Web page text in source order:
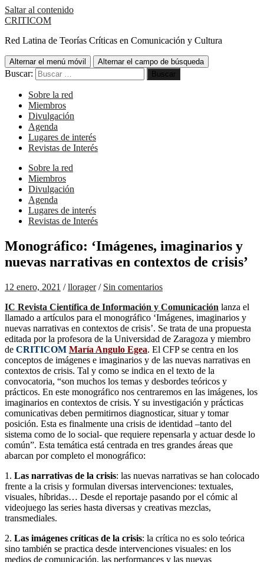
Saltar al contenido
CRITICOM
Red Latina de Teorías Críticas en Comunicación y Cultura
Alternar el menú móvil Alternar el campo de búsqueda
Buscar:
Sobre la red
Miembros
Divulgación
Agenda
Lugares de interés
Revistas de Interés
Sobre la red
Miembros
Divulgación
Agenda
Lugares de interés
Revistas de Interés
Monográfico: ‘Imágenes, imaginarios y
nuevas narrativas en contextos de crisis’
12 enero, 2021 /llorager / Sin comentarios
IC Revista Científica de Información y Comunicación lanza el
llamado a artículos para el monográfico ‘Imágenes, imaginarios y
nuevas narrativas en contextos de crisis’. Se trata de una propuesta
editada por la profesora de la Universidad de Zaragoza y miembro
de CRITICOM María Angulo Egea. El CFP se centra en los
conceptos de imágenes e imaginarios y de las nuevas narrativas en
contextos de crisis. Tal y como se indica en el texto de la
convocatoria, “son muchos los temas y desbordes teóricos y
prácticos. En este monográfico nos centraremos en las imágenes, los
imaginarios en contextos de crisis. Y su investigación y prácticas
comunicativas deben permitirnos diagnosticar, situar y tomar
posición. Esta es finalmente una crisis de identidad –tanto del
sistema como de lo social- que requiere repensarla y actuar desde lo
común”. Esta temática está centrada en tres grandes áreas que
abarcan por completo el monográfico:
1. Las narrativas de la crisis: las nuevas narrativas se han colocado
frente a la crisis y formulan diversas intervenciones: textuales,
visuales, híbridas… Desde el reportaje pasando por el cómic al
videojuego las series hasta diversas y creativas mezclas,
transmediales.
2. Las imágenes críticas de la crisis: la crítica no es solo teórica
sino también se practica desde intervenciones visuales: en los
medios de comunicación, las performances y las nuevas